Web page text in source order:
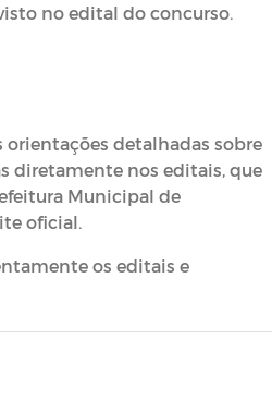
no edital do concurso.
detalhadas sobre
diretamente nos editais, que
Municipal de
oficial.
os editais e